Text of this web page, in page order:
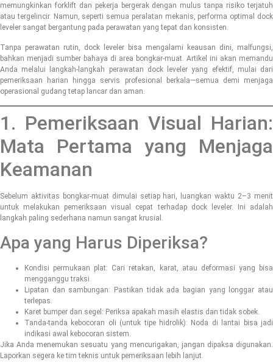
memungkinkan forklift dan pekerja bergerak dengan mulus tanpa risiko terjatuh
atau tergelincir. Namun, seperti semua peralatan mekanis, performa optimal dock
leveler sangat bergantung pada perawatan yang tepat dan konsisten.
Tanpa perawatan rutin, dock leveler bisa mengalami keausan dini, malfungsi,
bahkan menjadi sumber bahaya di area bongkar-muat. Artikel ini akan memandu
Anda melalui langkah-langkah perawatan dock leveler yang efektif, mulai dari
pemeriksaan harian hingga servis profesional berkala—semua demi menjaga
operasional gudang tetap lancar dan aman.
1. Pemeriksaan Visual Harian:
Mata Pertama yang Menjaga
Keamanan
Sebelum aktivitas bongkar-muat dimulai setiap hari, luangkan waktu 2–3 menit
untuk melakukan pemeriksaan visual cepat terhadap dock leveler. Ini adalah
langkah paling sederhana namun sangat krusial.
Apa yang Harus Diperiksa?
Kondisi permukaan plat: Cari retakan, karat, atau deformasi yang bisa
mengganggu traksi.
Lipatan dan sambungan: Pastikan tidak ada bagian yang longgar atau
terlepas.
Karet bumper dan segel: Periksa apakah masih elastis dan tidak sobek.
Tanda-tanda kebocoran oli (untuk tipe hidrolik): Noda di lantai bisa jadi
indikasi awal kebocoran sistem.
Jika Anda menemukan sesuatu yang mencurigakan, jangan dipaksa digunakan.
Laporkan segera ke tim teknis untuk pemeriksaan lebih lanjut.